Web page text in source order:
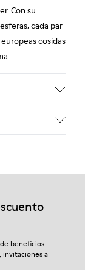
Con su
cada par
cosidas
de primera
y
cómo cuidar de
.
beneficios
invitaciones a